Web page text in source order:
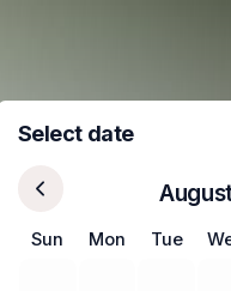
Select date
Sun Mon Tue